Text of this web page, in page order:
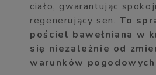
ciało, gwarantując
regenerujący sen.To
pościel bawełniana w
się niezależnie od
warunków